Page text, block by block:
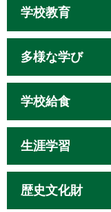
学校教育
多様な学び
学校給食
生涯学習
歴史文化財